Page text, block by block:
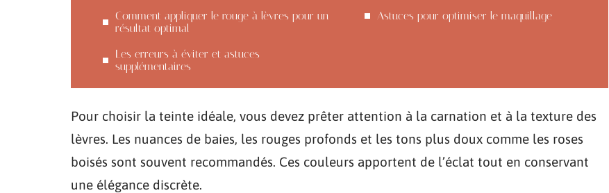
Comment appliquer le rouge à lèvres pour un
résultat optimal
Les erreurs à éviter et astuces
supplémentaires
Astuces pour optimiser le maquillage
Pour choisir la teinte idéale, vous devez prêter attention à la carnation et à la texture des
lèvres. Les nuances de baies, les rouges profonds et les tons plus doux comme les roses
boisés sont souvent recommandés. Ces couleurs apportent de l’éclat tout en conservant
une élégance discrète.